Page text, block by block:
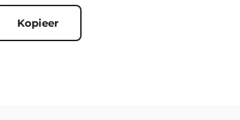
Kopieer